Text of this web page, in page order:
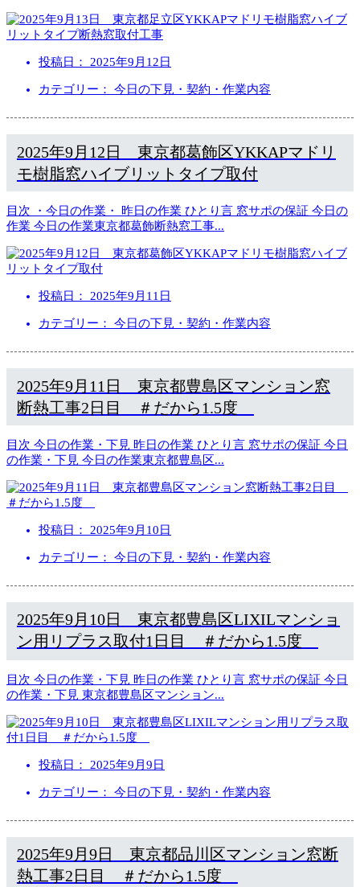
投稿日： 2025年9月12日
カテゴリー： 今日の下見・契約・作業内容
2025年9月12日 東京都葛飾区YKKAPマドリ
モ樹脂窓ハイブリットタイプ取付
目次 ・今日の作業・ 昨日の作業 ひとり言 窓サポの保証 今日の
作業 今日の作業東京都葛飾断熱窓工事...
投稿日： 2025年9月11日
カテゴリー： 今日の下見・契約・作業内容
2025年9月11日 東京都豊島区マンション窓
断熱工事2日目 ＃だから1.5度
目次 今日の作業・下見 昨日の作業 ひとり言 窓サポの保証 今日
の作業・下見 今日の作業東京都豊島区...
投稿日： 2025年9月10日
カテゴリー： 今日の下見・契約・作業内容
2025年9月10日 東京都豊島区LIXILマンショ
ン用リプラス取付1日目 ＃だから1.5度
目次 今日の作業・下見 昨日の作業 ひとり言 窓サポの保証 今日
の作業・下見 東京都豊島区マンション...
投稿日： 2025年9月9日
カテゴリー： 今日の下見・契約・作業内容
2025年9月9日 東京都品川区マンション窓断
熱工事2日目 ＃だから1.5度